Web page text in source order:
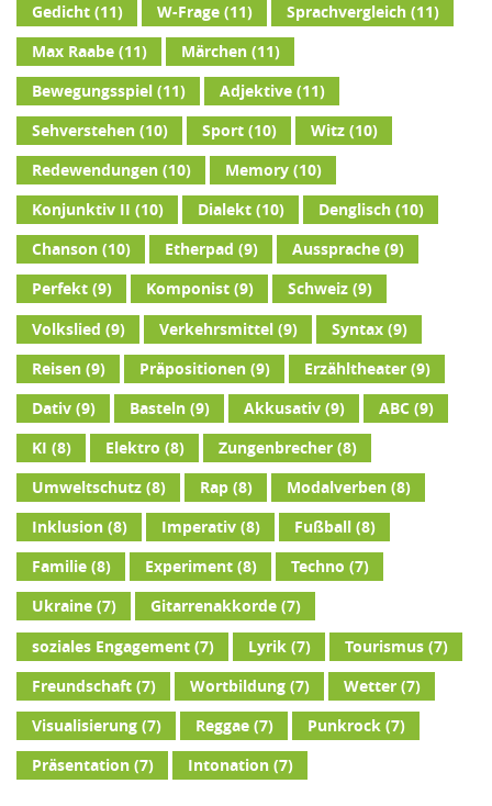
Gedicht(11) W-Frage(11) Sprachvergleich(11)
Max Raabe(11) Märchen(11)
Bewegungsspiel(11) Adjektive(11)
Sehverstehen(10) Sport(10) Witz(10)
Redewendungen(10) Memory(10)
Konjunktiv II (10) Dialekt(10) Denglisch(10)
Chanson(10) Etherpad (9) Aussprache(9)
Perfekt(9) Komponist(9) Schweiz(9)
Volkslied (9) Verkehrsmittel(9) Syntax(9)
Reisen(9) Präpositionen(9) Erzähltheater(9)
Dativ(9) Basteln(9) Akkusativ(9) ABC (9)
KI (8) Elektro (8) Zungenbrecher(8)
Umweltschutz(8) Rap(8) Modalverben(8)
Inklusion(8) Imperativ(8) Fußball(8)
Familie(8) Experiment(8) Techno (7)
Ukraine(7) Gitarrenakkorde(7)
soziales Engagement(7) Lyrik(7) Tourismus(7)
Freundschaft(7) Wortbildung(7) Wetter(7)
Visualisierung(7) Reggae(7) Punkrock(7)
Präsentation(7) Intonation(7)